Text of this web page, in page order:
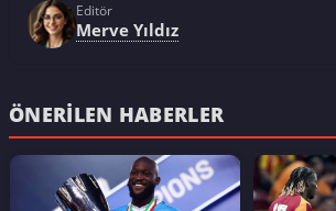
Editör
Merve Yıldız
ÖNERILEN HABERLER